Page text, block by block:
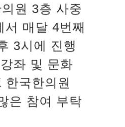
원 3층 사중
서 매달 4번째
3시에 진행
좌 및 문화
한국한의원
은 참여 부탁